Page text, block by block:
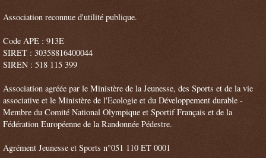
Association reconnue d'utilité publique.
Code APE : 913E
SIRET : 30358816400044
SIREN : 518 115 399
Association agréée par le Ministère de la Jeunesse, des Sports et de la vie
associative et le Ministère de l'Ecologie et du Développement durable -
Membre du Comité National Olympique et Sportif Français et de la
Fédération Européenne de la Randonnée Pédestre.
Agrément Jeunesse et Sports n°051 110 ET 0001